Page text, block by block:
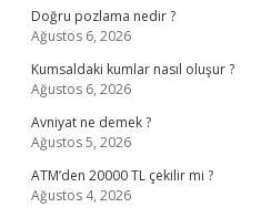
Doğru pozlama nedir ?
Ağustos 6, 2026
Kumsaldaki kumlar nasıl oluşur ?
Ağustos 6, 2026
Avniyat ne demek ?
Ağustos 5, 2026
ATM’den 20000 TL çekilir mi ?
Ağustos 4, 2026